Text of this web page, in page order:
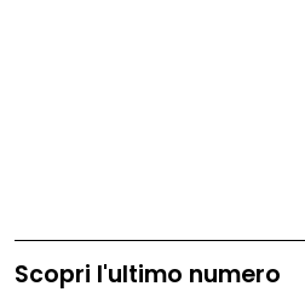
Scopri l'ultimo numero